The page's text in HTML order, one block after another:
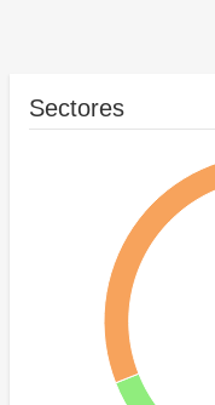
Sectores